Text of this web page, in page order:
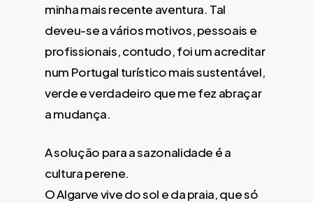
minha mais recente aventura. Tal
deveu-se a vários motivos, pessoais e
profissionais, contudo, foi um acreditar
num Portugal turístico mais sustentável,
verde e verdadeiro que me fez abraçar
a mudança.
A solução para a sazonalidade é a
cultura perene.
O Algarve vive do sol e da praia, que só